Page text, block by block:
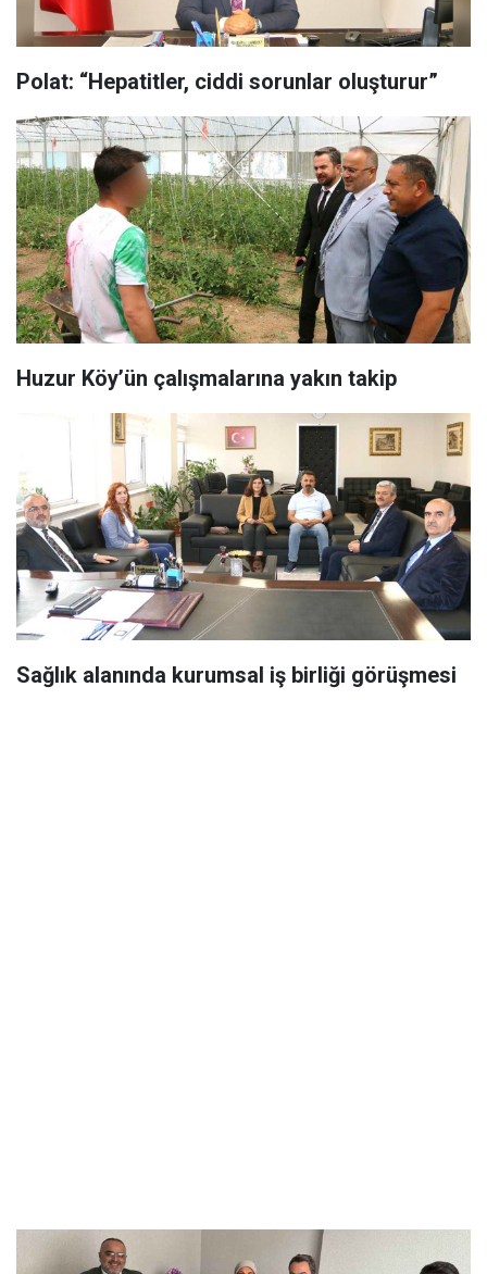
Polat: “Hepatitler, ciddi sorunlar oluşturur”
Huzur Köy’ün çalışmalarına yakın takip
Sağlık alanında kurumsal iş birliği görüşmesi